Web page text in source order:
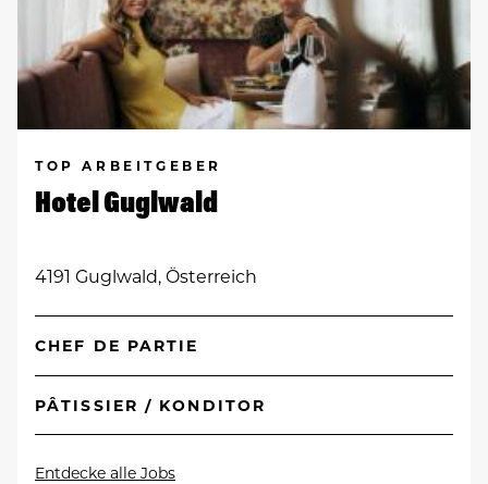
TOP ARBEITGEBER
Hotel Guglwald
4191 Guglwald, Österreich
CHEF DE PARTIE
PÂTISSIER / KONDITOR
Entdecke alle Jobs